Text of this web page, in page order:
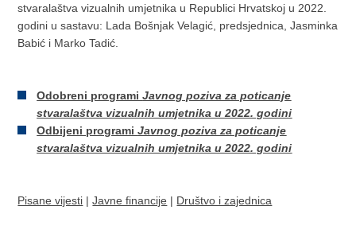
stvaralaštva vizualnih umjetnika u Republici Hrvatskoj u 2022.
godini u sastavu: Lada Bošnjak Velagić, predsjednica, Jasminka
Babić i Marko Tadić.
Odobreni programiJavnog poziva za poticanje
stvaralaštva vizualnih umjetnika u 2022. godini
Odbijeni programiJavnog poziva za poticanje
stvaralaštva vizualnih umjetnika u 2022. godini
Pisane vijesti |Javne financije | Društvo i zajednica